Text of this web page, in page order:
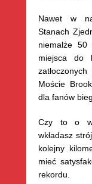
Nawet w
Stanach
niemalże 50
miejsca do
Moście
dla fanów
Czy to o
wkładasz
kolejny
mieć
rekordu.